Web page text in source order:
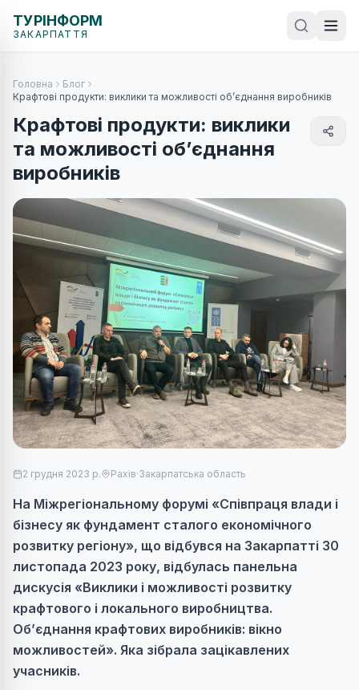
ТУРІНФОРМ
ЗАКАРПАТТЯ
Головна
Блог
Крафтові продукти: виклики та можливості об’єднання виробників
Крафтові продукти: виклики
та можливості об’єднання
виробників
2 грудня 2023 р. Рахів·Закарпатська область
На Міжрегіональному форумі «Співпраця влади і
бізнесу як фундамент сталого економічного
розвитку регіону», що відбувся на Закарпатті 30
листопада 2023 року, відбулась панельна
дискусія «Виклики і можливості розвитку
крафтового і локального виробництва.
Об’єднання крафтових виробників: вікно
можливостей». Яка зібрала зацікавлених
учасників.